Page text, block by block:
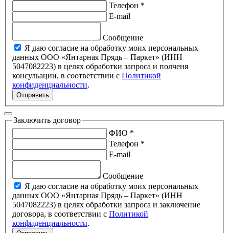
Телефон *
E-mail
Сообщение
Я даю согласие на обработку моих персональных
данных ООО «Янтарная Прядь – Паркет» (ИНН
5047082223) в целях обработки запроса и полченя
консульации, в соответствии с Политикой
конфиденциальности.
Отправить
Заключить договор
ФИО *
Телефон *
E-mail
Сообщение
Я даю согласие на обработку моих персональных
данных ООО «Янтарная Прядь – Паркет» (ИНН
5047082223) в целях обработки запроса и заключение
договора, в соответствии с Политикой
конфиденциальности.